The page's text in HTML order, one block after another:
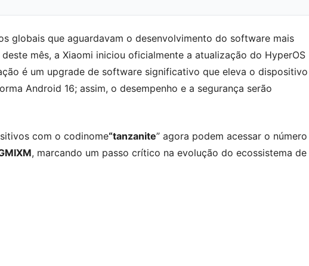
globais que aguardavam o desenvolvimento do software mais
mês, a Xiaomi iniciou oficialmente a atualização do HyperOS
é um upgrade de software significativo que eleva o dispositivo
Android 16; assim, o desempenho e a segurança serão
com o codinome“tanzanite” agora podem acessar o número
, marcando um passo crítico na evolução do ecossistema de